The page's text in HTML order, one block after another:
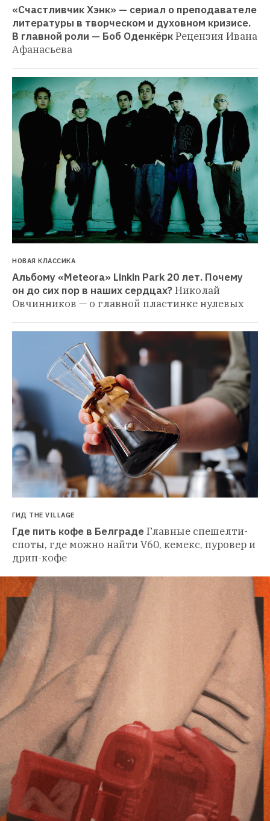
«Счастливчик Хэнк» — сериал о преподавателе
литературы в творческом и духовном кризисе.
В главной роли — Боб ОденкёркРецензия Ивана
Афанасьева
НОВАЯ КЛАССИКА
Альбому «Meteora» Linkin Park 20 лет. Почему
он до сих пор в наших сердцах?Николай
Овчинников — о главной пластинке нулевых
ГИД THE VILLAGE
Где пить кофе в БелградеГлавные спешелти-
споты, где можно найти V60, кемекс, пуровер и
дрип-кофе